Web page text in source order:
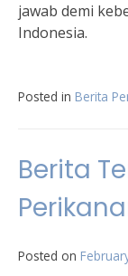
jawab demi
Indonesia.
Posted in Berita
Berita
Posted on